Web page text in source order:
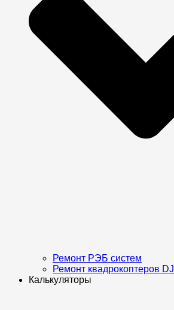
Ремонт РЭБ систем
Ремонт квадрокоптеров DJI
Калькуляторы